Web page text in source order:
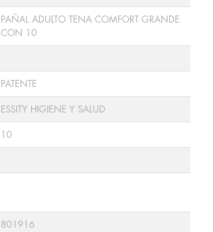
PAÑAL ADULTO TENA COMFORT GRANDE
CON 10
PATENTE
ESSITY HIGIENE Y SALUD
10
801916